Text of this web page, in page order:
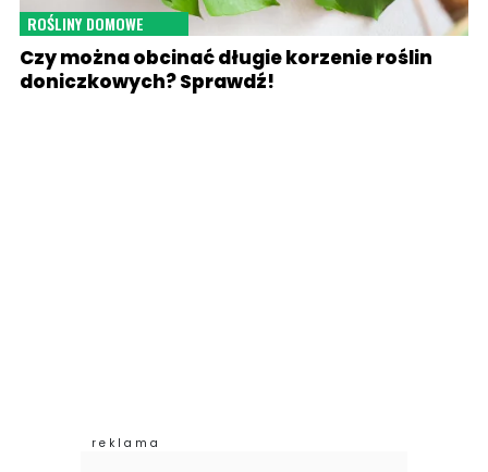
ROŚLINY DOMOWE
Czy można obcinać długie korzenie roślin
doniczkowych? Sprawdź!